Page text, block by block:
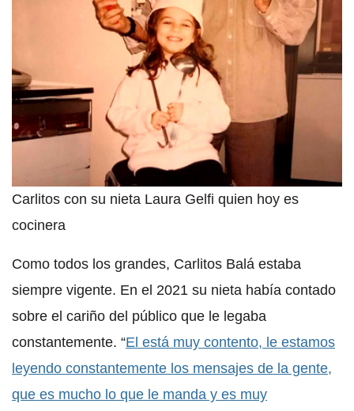
Carlitos con su nieta Laura Gelfi quien hoy es
cocinera
Como todos los grandes, Carlitos Balá estaba
siempre vigente. En el 2021 su nieta había contado
sobre el cariño del público que le legaba
constantemente. “El está muy contento, le estamos
leyendo constantemente los mensajes de la gente,
que es mucho lo que le manda y es muy